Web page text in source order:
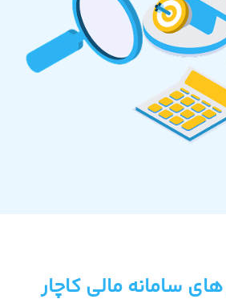
سامانه مالی کاچار